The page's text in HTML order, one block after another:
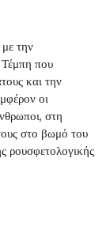
την
που
και την
οι
στη
στο βωμό του
ρουσφετολογικής